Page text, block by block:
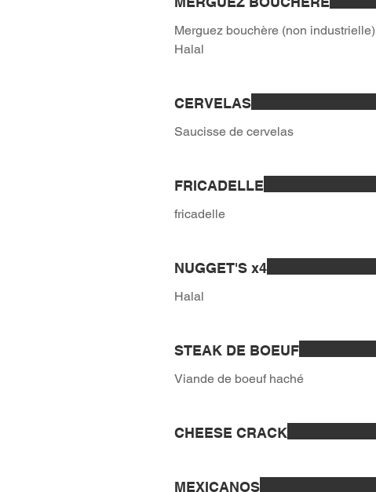
Merguez bouchère (non industrielle)
Halal
CERVELAS
Saucisse de cervelas
FRICADELLE
fricadelle
NUGGET'S x4
STEAK DE BOEUF
Viande de boeuf haché
CHEESE CRACK
MEXICANOS